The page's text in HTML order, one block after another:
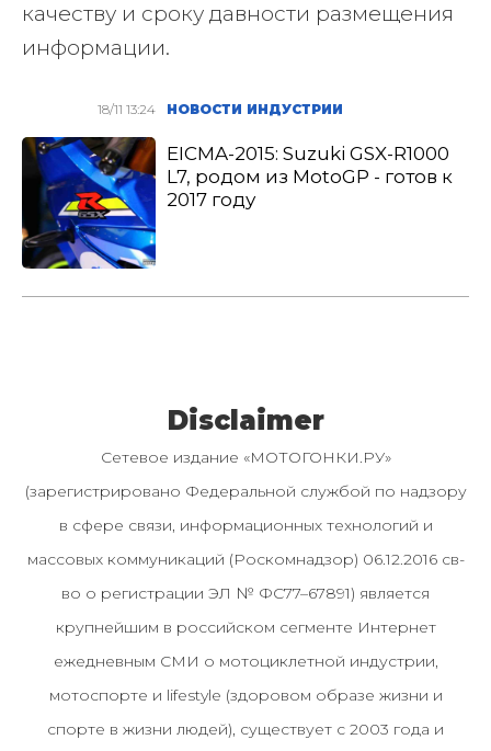
качеству и сроку давности размещения
информации.
18/11 13:24 НОВОСТИ ИНДУСТРИИ
EICMA-2015: Suzuki GSX-R1000
L7, родом из MotoGP - готов к
2017 году
Disclaimer
Сетевое издание «МОТОГОНКИ.РУ»
(зарегистрировано Федеральной службой по надзору
в сфере связи, информационных технологий и
массовых коммуникаций (Роскомнадзор) 06.12.2016 св-
во о регистрации ЭЛ № ФС77–67891) является
крупнейшим в российском сегменте Интернет
ежедневным СМИ о мотоциклетной индустрии,
мотоспорте и lifestyle (здоровом образе жизни и
спорте в жизни людей), существует с 2003 года и